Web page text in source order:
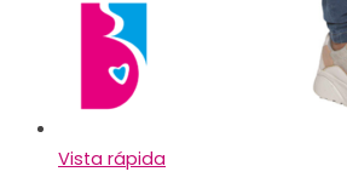
Vista rápida